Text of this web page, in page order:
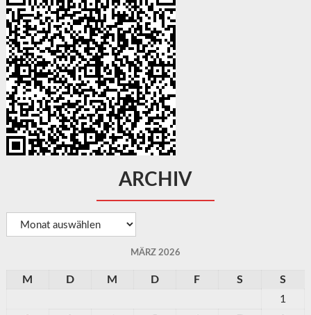
ARCHIV
Archiv
MÄRZ 2026
M D M D F S
S
1